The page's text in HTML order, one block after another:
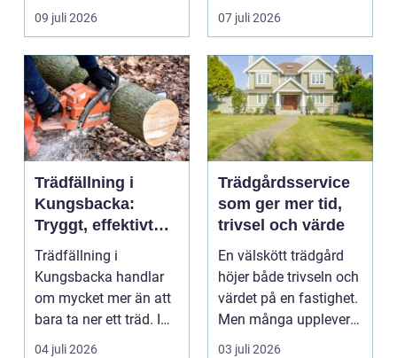
l&arin...
09 juli 2026
vägen. Samtidigt kan
häck...
07 juli 2026
Trädfällning i
Kungsbacka:
Tryggt, effektivt
och med omtanke
om hela tomten
Trädfällning i
Kungsbacka handlar
om mycket mer än att
bara ta ner ett träd. I
e...
04 juli 2026
Trädgårdsservice
som ger mer tid,
trivsel och värde
En välskött trädgård
höjer både trivseln och
värdet på en fastighet.
Men många upplever
att tiden, o...
03 juli 2026